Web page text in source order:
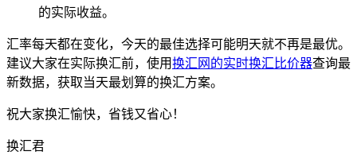
的实际收益。
汇率每天都在变化，今天的最佳选择可能明天就不再是最优。
建议大家在实际换汇前，使用换汇网的实时换汇比价器查询最
新数据，获取当天最划算的换汇方案。
祝大家换汇愉快，省钱又省心！
换汇君